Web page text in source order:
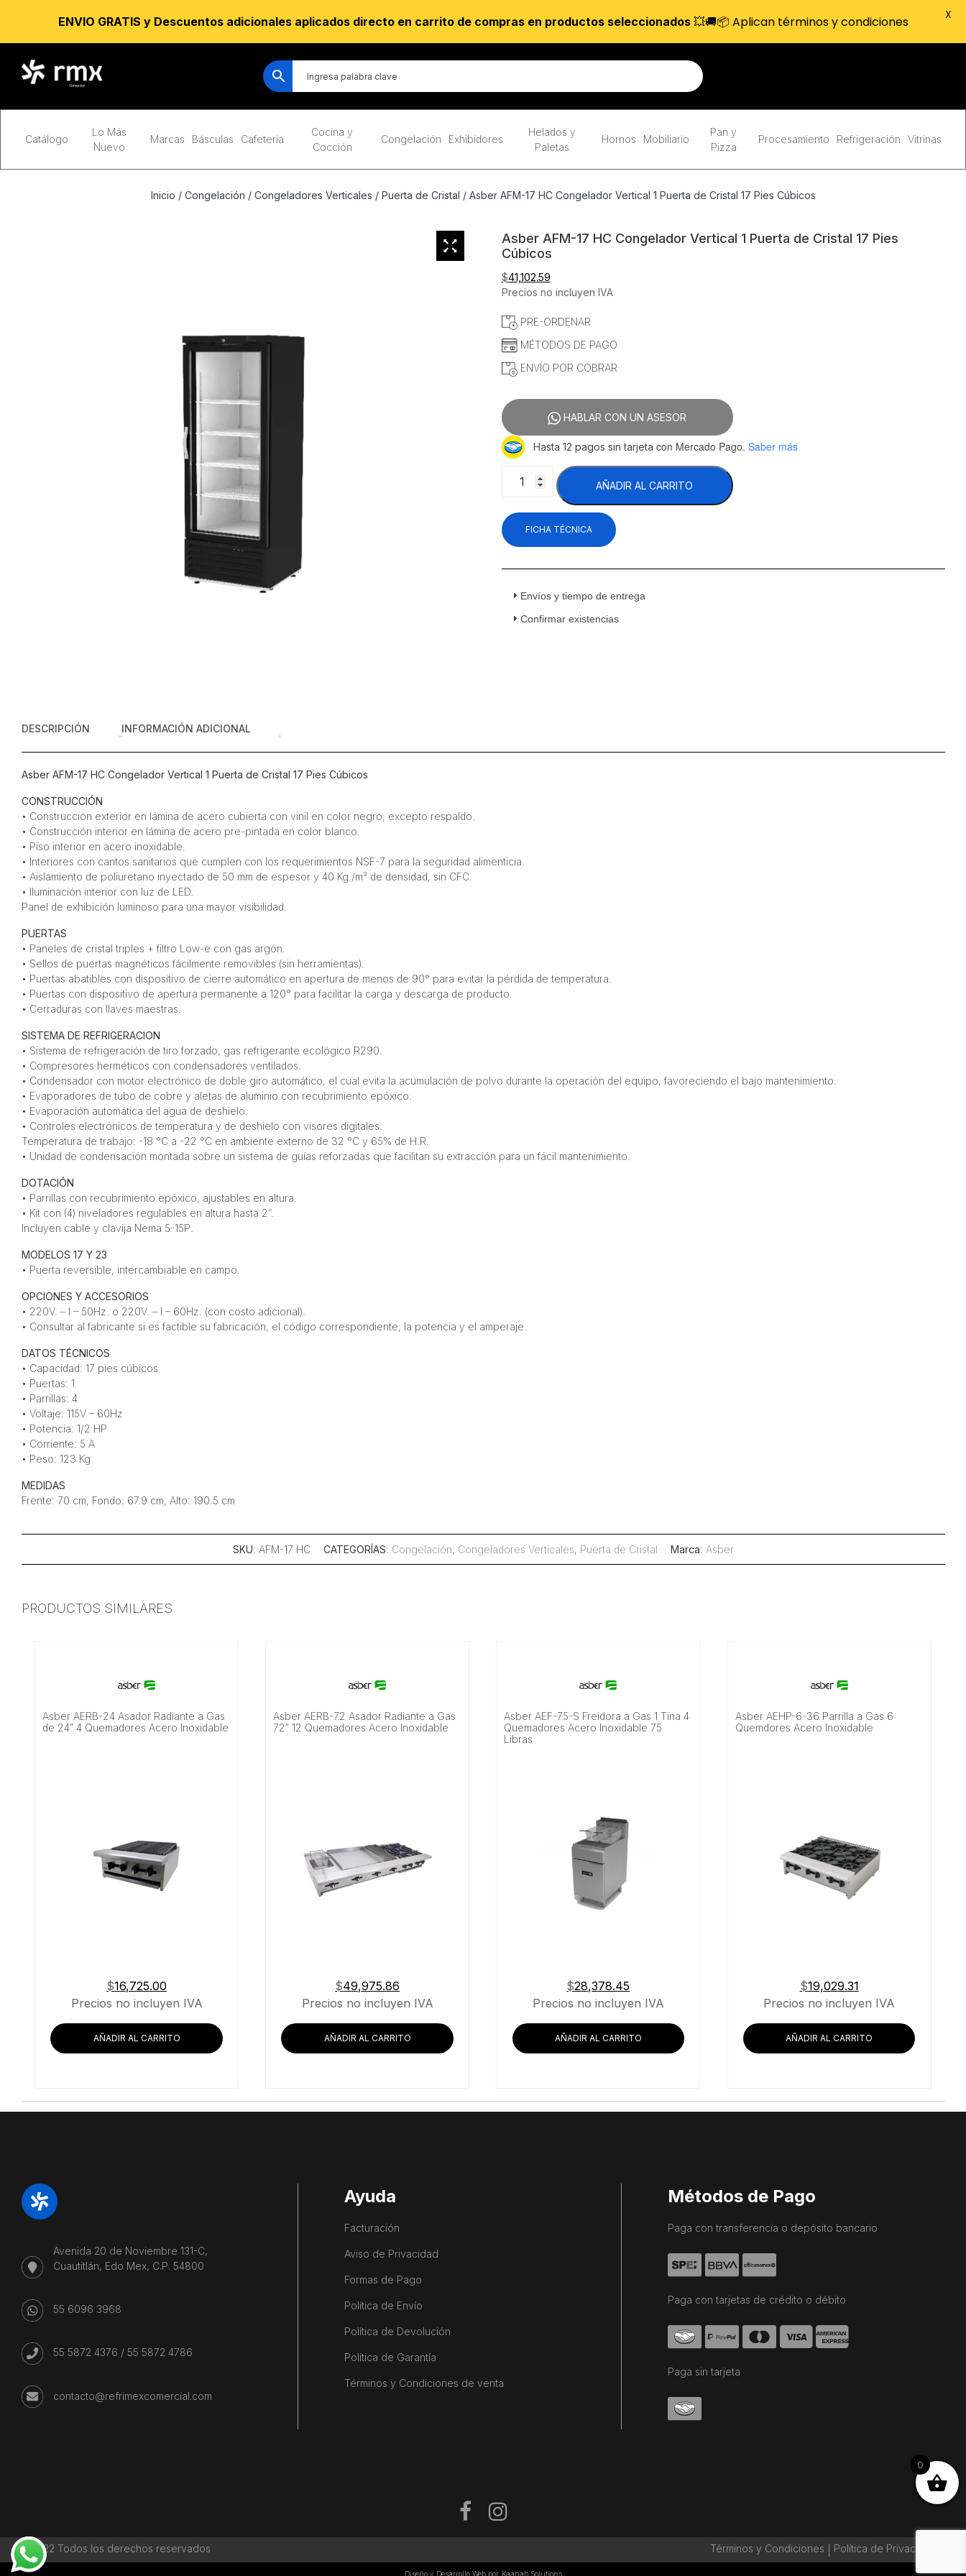
Catálogo
Lo Más
Nuevo
Marcas Básculas Cafetería
Cocina y
Cocción
Congelación Exhibidores
Helados y
Paletas
Hornos Mobiliario
Pan y
Pizza
Procesamiento Refrigeración Vitrinas
Inicio / Congelación / Congeladores Verticales / Puerta de Cristal / Asber AFM-17 HC Congelador Vertical 1 Puerta de Cristal 17 Pies Cúbicos
Asber AFM-17 HC Congelador Vertical 1 Puerta de Cristal 17 Pies
Cúbicos
$41,102.59
Precios no incluyen IVA
PRE-ORDENAR
MÉTODOS DE PAGO
ENVÍO POR COBRAR
HABLAR CON UN ASESOR
Hasta 12 pagos sin tarjeta con Mercado Pago. Saber más
AFM-
HC
Congelador
Vertical
AÑADIR AL CARRITO
FICHA TÉCNICA
Envíos y tiempo de entrega
Confirmar existencias
DESCRIPCIÓN INFORMACIÓN ADICIONAL
Asber AFM-17 HC Congelador Vertical 1 Puerta de Cristal 17 Pies Cúbicos
CONSTRUCCIÓN
• Construcción exterior en lámina de acero cubierta con vinil en color negro, excepto respaldo.
• Construcción interior en lámina de acero pre-pintada en color blanco.
• Piso interior en acero inoxidable.
• Interiores con cantos sanitarios que cumplen con los requerimientos NSF-7 para la seguridad alimenticia.
• Aislamiento de poliuretano inyectado de 50 mm de espesor y 40 Kg./m³ de densidad, sin CFC.
• Iluminación interior con luz de LED.
Panel de exhibición luminoso para una mayor visibilidad.
PUERTAS
• Paneles de cristal triples + filtro Low-e con gas argón.
• Sellos de puertas magnéticos fácilmente removibles (sin herramientas).
• Puertas abatibles con dispositivo de cierre automático en apertura de menos de 90° para evitar la pérdida de temperatura.
• Puertas con dispositivo de apertura permanente a 120° para facilitar la carga y descarga de producto.
• Cerraduras con llaves maestras.
SISTEMA DE REFRIGERACION
• Sistema de refrigeración de tiro forzado, gas refrigerante ecológico R290.
• Compresores herméticos con condensadores ventilados.
• Condensador con motor electrónico de doble giro automático, el cual evita la acumulación de polvo durante la operación del equipo, favoreciendo el bajo mantenimiento.
• Evaporadores de tubo de cobre y aletas de aluminio con recubrimiento epóxico.
• Evaporación automática del agua de deshielo.
• Controles electrónicos de temperatura y de deshielo con visores digitales.
Temperatura de trabajo: -18 °C a -22 °C en ambiente externo de 32 °C y 65% de H.R.
• Unidad de condensación montada sobre un sistema de guías reforzadas que facilitan su extracción para un fácil mantenimiento.
DOTACIÓN
• Parrillas con recubrimiento epóxico, ajustables en altura.
• Kit con (4) niveladores regulables en altura hasta 2”.
Incluyen cable y clavija Nema 5-15P.
MODELOS 17 Y 23
• Puerta reversible, intercambiable en campo.
OPCIONES Y ACCESORIOS
• 220V. – I – 50Hz. o 220V. – I – 60Hz. (con costo adicional).
• Consultar al fabricante si es factible su fabricación, el código correspondiente, la potencia y el amperaje.
DATOS TÉCNICOS
• Capacidad: 17 pies cúbicos
• Puertas: 1
• Parrillas: 4
• Voltaje: 115V – 60Hz
• Potencia: 1/2 HP
• Corriente: 5 A
• Peso: 123 Kg
MEDIDAS
Frente: 70 cm, Fondo: 67.9 cm, Alto: 190.5 cm
SKU: AFM-17 HC CATEGORÍAS: Congelación, Congeladores Verticales, Puerta de Cristal Marca: Asber
PRODUCTOS SIMILARES
Asber AERB-24 Asador Radiante a Gas
de 24″ 4 Quemadores Acero Inoxidable
$16,725.00
Precios no incluyen IVA
AÑADIR AL CARRITO
Asber AERB-72 Asador Radiante a Gas
72″ 12 Quemadores Acero Inoxidable
$49,975.86
Precios no incluyen IVA
AÑADIR AL CARRITO
Asber AEF-75-S Freidora a Gas 1 Tina 4
Quemadores Acero Inoxidable 75
Libras
$28,378.45
Precios no incluyen IVA
AÑADIR AL CARRITO
Asber AEHP-6-36 Parrilla a Gas 6
Quemdores Acero Inoxidable
$19,029.31
Precios no incluyen IVA
AÑADIR AL CARRITO
Avenida 20 de Noviembre 131-C,
Cuautitlán, Edo Mex, C.P. 54800
55 6096 3968
55 5872 4376 / 55 5872 4786
contacto@refrimexcomercial.com
Ayuda
Facturación
Aviso de Privacidad
Formas de Pago
Política de Envío
Política de Devolución
Política de Garantía
Términos y Condiciones de venta
Métodos de Pago
Paga con transferencia o depósito bancario
Paga con tarjetas de crédito o débito
Paga sin tarjeta
©2022 Todos los derechos reservados Términos y Condiciones Política de Privaciadad
Diseño y Desarrollo Web por Kaanah Solutions
ENVIO GRATIS y Descuentos adicionales aplicados directo en carrito de compras en productos seleccionados💥🚚📦 Aplican términos y condiciones X
0